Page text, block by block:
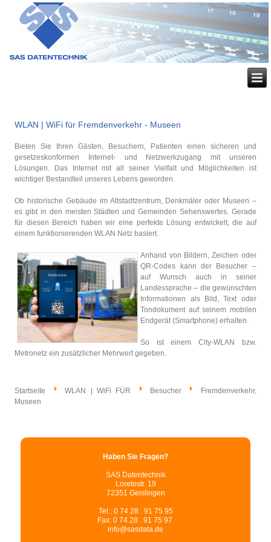
WLAN | WiFi für Fremdenverkehr - Museen
Bieten Sie Ihren Gästen, Besuchern, Patienten einen sicheren und
gesetzeskonformen Internet- und Netzwerkzugang mit unseren
Lösungen. Das Internet mit all seiner Vielfalt und Möglichkeiten ist
wichtiger Bestandteil unseres Lebens geworden.
Ob historische Gebäude im Altstadtzentrum, Denkmäler oder Museen –
es gibt in den meisten Städten und Gemeinden Sehenswertes. Gerade
für diesen Bereich haben wir eine perfekte Lösung entwickelt, die auf
einem funktionierenden WLAN Netz basiert.
Anhand von Bildern, Zeichen oder
QR-Codes kann der Besucher –
auf Wunsch auch in seiner
Landessprache – die gewünschten
Informationen als Bild, Text oder
Tondokument auf seinem mobilen
Endgerät (Smartphone) erhalten.
So ist einem City-WLAN bzw.
Metronetz ein zusätzlicher Mehrwert gegeben.
Startseite WLAN | WiFi FÜR Besucher
Fremdenverkehr,
Museen
Haben Sie Fragen?
SAS Datentechnik
Loretostr. 19
72351 Geislingen
Tel.: 0 74 28 . 91 75 95
Fax: 0 74 28 . 91 75 97
info@sasdata.de